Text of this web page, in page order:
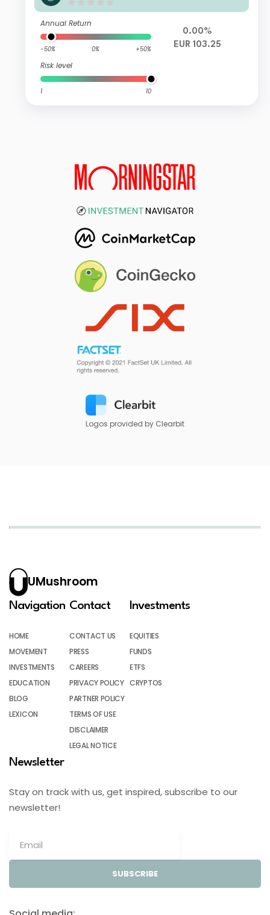
Annual Return
-50% 0% +50%
Risk level
1 10
0.00%
EUR 103.25
Logos provided by Clearbit
UMushroom
Navigation
HOME
MOVEMENT
INVESTMENTS
EDUCATION
BLOG
LEXICON
Contact
CONTACT US
PRESS
CAREERS
PRIVACY POLICY
PARTNER POLICY
TERMS OF USE
DISCLAIMER
LEGAL NOTICE
Investments
EQUITIES
FUNDS
ETFS
CRYPTOS
Newsletter
Stay on track with us, get inspired, subscribe to our
newsletter!
SUBSCRIBE